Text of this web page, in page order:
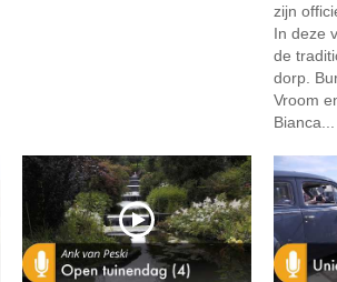
zijn
In deze
de
dorp.
Vroom
Bianca...